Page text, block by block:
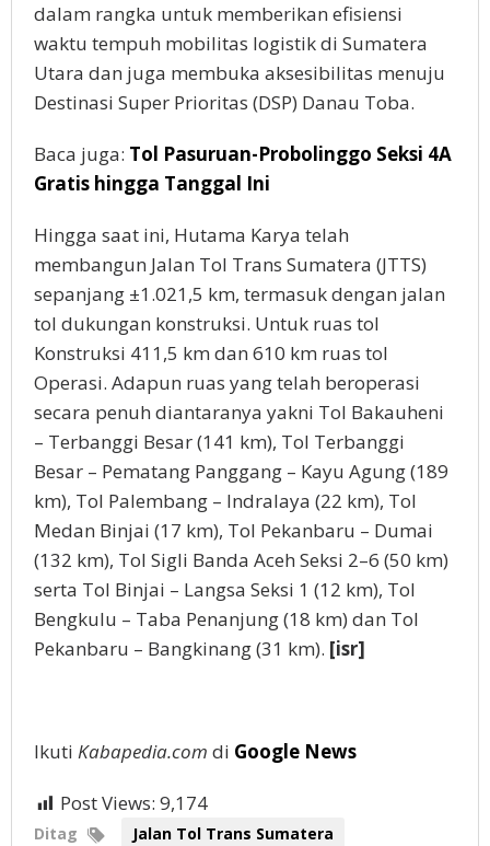
dalam rangka untuk memberikan efisiensi
waktu tempuh mobilitas logistik di Sumatera
Utara dan juga membuka aksesibilitas menuju
Destinasi Super Prioritas (DSP) Danau Toba.
Baca juga: Tol Pasuruan-Probolinggo Seksi 4A
Gratis hingga Tanggal Ini
Hingga saat ini, Hutama Karya telah
membangun Jalan Tol Trans Sumatera (JTTS)
sepanjang ±1.021,5 km, termasuk dengan jalan
tol dukungan konstruksi. Untuk ruas tol
Konstruksi 411,5 km dan 610 km ruas tol
Operasi. Adapun ruas yang telah beroperasi
secara penuh diantaranya yakni Tol Bakauheni
– Terbanggi Besar (141 km), Tol Terbanggi
Besar – Pematang Panggang – Kayu Agung (189
km), Tol Palembang – Indralaya (22 km), Tol
Medan Binjai (17 km), Tol Pekanbaru – Dumai
(132 km), Tol Sigli Banda Aceh Seksi 2–6 (50 km)
serta Tol Binjai – Langsa Seksi 1 (12 km), Tol
Bengkulu – Taba Penanjung (18 km) dan Tol
Pekanbaru – Bangkinang (31 km). [isr]
Ikuti Kabapedia.com di Google News
Post Views: 9,174
Ditag
Jalan Tol Trans Sumatera